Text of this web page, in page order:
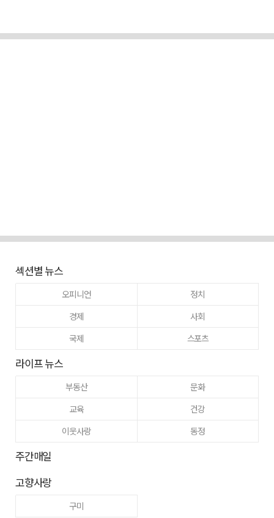
섹션별 뉴스
오피니언
정치
경제
사회
국제
스포츠
라이프 뉴스
부동산
문화
교육
건강
이웃사랑
동정
주간매일
고향사랑
구미